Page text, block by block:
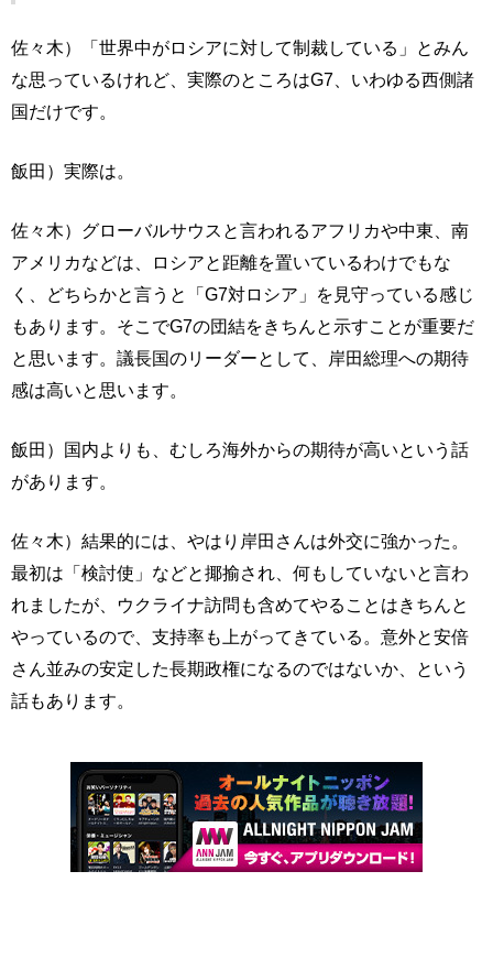
佐々木）「世界中がロシアに対して制裁している」とみん
な思っているけれど、実際のところはG7、いわゆる西側諸
国だけです。
飯田）実際は。
佐々木）グローバルサウスと言われるアフリカや中東、南
アメリカなどは、ロシアと距離を置いているわけでもな
く、どちらかと言うと「G7対ロシア」を見守っている感じ
もあります。そこでG7の団結をきちんと示すことが重要だ
と思います。議長国のリーダーとして、岸田総理への期待
感は高いと思います。
飯田）国内よりも、むしろ海外からの期待が高いという話
があります。
佐々木）結果的には、やはり岸田さんは外交に強かった。
最初は「検討使」などと揶揄され、何もしていないと言わ
れましたが、ウクライナ訪問も含めてやることはきちんと
やっているので、支持率も上がってきている。意外と安倍
さん並みの安定した長期政権になるのではないか、という
話もあります。